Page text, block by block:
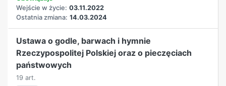
Wejście w życie: 03.11.2022
Ostatnia zmiana: 14.03.2024
Ustawa o godle, barwach i hymnie
Rzeczypospolitej Polskiej oraz o pieczęciach
państwowych
19 art.